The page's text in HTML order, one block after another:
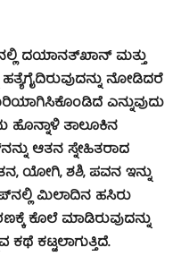
ದಯಾನತ್‍ಖಾನ್ ಮತ್ತು
ನೋಡಿದರೆ
ಎನ್ನುವುದು
ಹೊನ್ನಾಳಿ ತಾಲೂಕಿನ
ಆತನ ಸ್ನೇಹಿತರಾದ
ಯೋಗಿ, ಶಶಿ, ಪವನ ಇನ್ನು
ಮಿಲಾದಿನ ಹಸಿರು
ಕೊಲೆ ಮಾಡಿರುವುದನ್ನು
ಕಥೆ ಕಟ್ಟಲಾಗುತ್ತಿದೆ.